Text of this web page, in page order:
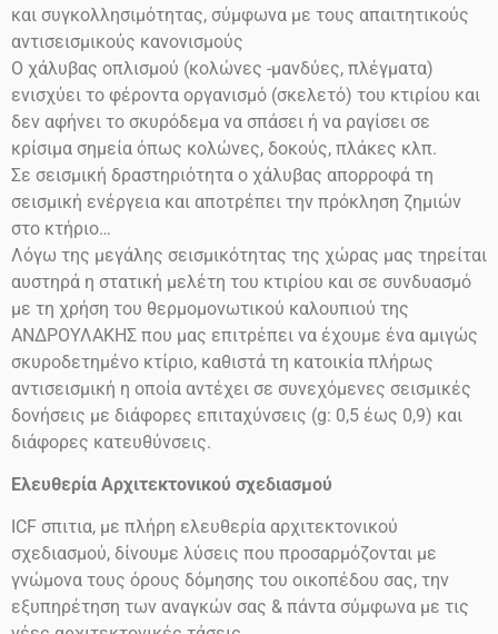
και συγκολλησιμότητας, σύμφωνα με τους απαιτητικούς
αντισεισμικούς κανονισμούς
Ο χάλυβας οπλισμού (κολώνες -μανδύες, πλέγματα)
ενισχύει το φέροντα οργανισμό (σκελετό) του κτιρίου και
δεν αφήνει το σκυρόδεμα να σπάσει ή να ραγίσει σε
κρίσιμα σημεία όπως κολώνες, δοκούς, πλάκες κλπ.
Σε σεισμική δραστηριότητα ο χάλυβας απορροφά τη
σεισμική ενέργεια και αποτρέπει την πρόκληση ζημιών
στο κτήριο…
Λόγω της μεγάλης σεισμικότητας της χώρας μας τηρείται
αυστηρά η στατική μελέτη του κτιρίου και σε συνδυασμό
με τη χρήση του θερμομονωτικού καλουπιού της
ΑΝΔΡΟΥΛΑΚΗΣ που μας επιτρέπει να έχουμε ένα αμιγώς
σκυροδετημένο κτίριο, καθιστά τη κατοικία πλήρως
αντισεισμική η οποία αντέχει σε συνεχόμενες σεισμικές
δονήσεις με διάφορες επιταχύνσεις (g: 0,5 έως 0,9) και
διάφορες κατευθύνσεις.
Ελευθερία Αρχιτεκτονικού σχεδιασμού
ICF σπιτια, με πλήρη ελευθερία αρχιτεκτονικού
σχεδιασμού, δίνουμε λύσεις που προσαρμόζονται με
γνώμονα τους όρους δόμησης του οικοπέδου σας, την
εξυπηρέτηση των αναγκών σας & πάντα σύμφωνα με τις